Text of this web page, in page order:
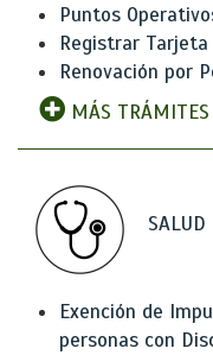
Puntos
Registrar Tarjeta
Renovación por
MÁS TRÁMITES
SALUD
Exención de
personas con